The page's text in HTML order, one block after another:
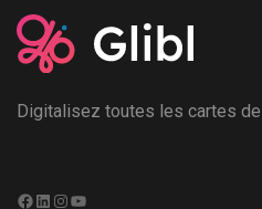
Digitalisez toutes les cartes
Facebook
LinkedIn